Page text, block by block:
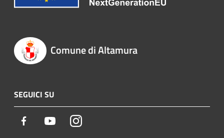
Comune di Altamura
SEGUICI SU
Facebook YoutubeInstagram